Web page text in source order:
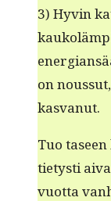
3) Hyvin
on
kasvanut.
Tuo
tietysti
vuot­ta